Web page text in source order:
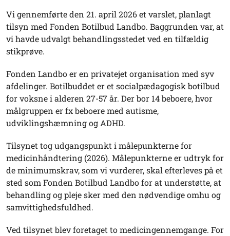
Vi gennemførte den 21. april 2026 et varslet, planlagt
tilsyn med Fonden Botilbud Landbo. Baggrunden var, at
vi havde udvalgt behandlingsstedet ved en tilfældig
stikprøve.
Fonden Landbo er en privatejet organisation med syv
afdelinger. Botilbuddet er et socialpædagogisk botilbud
for voksne i alderen 27-57 år. Der bor 14 beboere, hvor
målgruppen er fx beboere med autisme,
udviklingshæmning og ADHD.
Tilsynet tog udgangspunkt i målepunkterne for
medicinhåndtering (2026). Målepunkterne er udtryk for
de minimumskrav, som vi vurderer, skal efterleves på et
sted som Fonden Botilbud Landbo for at understøtte, at
behandling og pleje sker med den nødvendige omhu og
samvittighedsfuldhed.
Ved tilsynet blev foretaget to medicingennemgange. For